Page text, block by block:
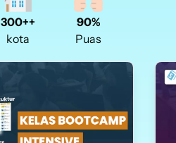
300++
kota
90%
Puas